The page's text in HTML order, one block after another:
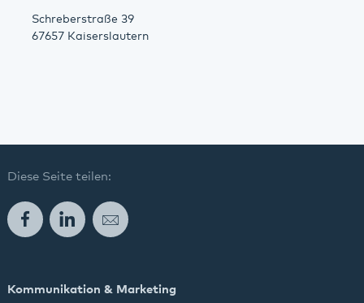
Schreberstraße 39
67657 Kaiserslautern
Diese Seite teilen:
FacebookLinkedInE-Mail
Kommunikation & Marketing